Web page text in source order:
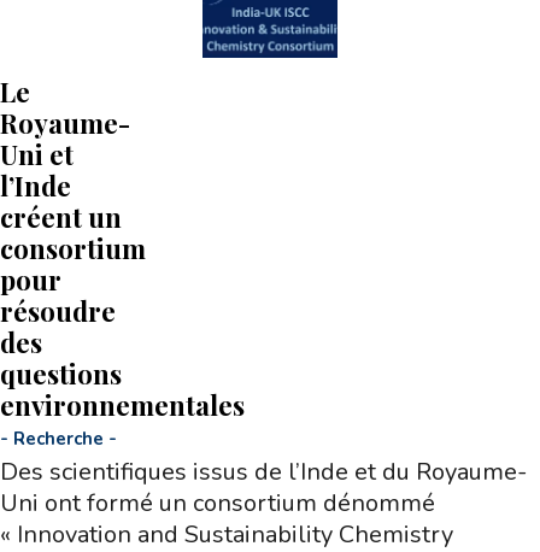
Le
Royaume-
Uni et
l’Inde
créent un
consortium
pour
résoudre
des
questions
environnementales
- Recherche -
Des scientifiques issus de l’Inde et du Royaume-
Uni ont formé un consortium dénommé
« Innovation and Sustainability Chemistry